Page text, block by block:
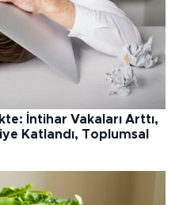
İntihar Vakaları Arttı,
Katlandı, Toplumsal